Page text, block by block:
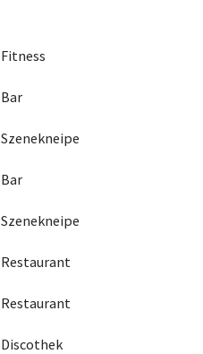
Fitness
Bar
Szenekneipe
Bar
Szenekneipe
Restaurant
Restaurant
Discothek